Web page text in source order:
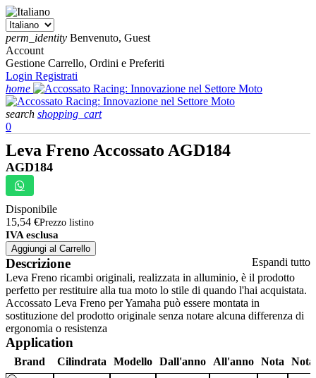
perm_identity Benvenuto, Guest
Account
Gestione Carrello, Ordini e Preferiti
Login Registrati
home
search shopping_cart
0
Leva Freno Accossato AGD184
AGD184
Disponibile
15,54 €Prezzo listino
IVA esclusa
Aggiungi al Carrello
Espandi tutto
Descrizione
Leva Freno ricambi originali, realizzata in alluminio, è il prodotto
perfetto per restituire alla tua moto lo stile di quando l'hai acquistata.
Accossato Leva Freno per Yamaha può essere montata in
sostituzione del prodotto originale senza notare alcuna differenza di
ergonomia o resistenza
Application
Brand Cilindrata Modello Dall'anno All'anno Nota Nota